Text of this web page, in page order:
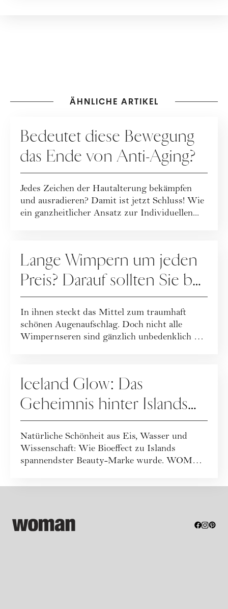
ÄHNLICHE ARTIKEL
Bedeutet diese Bewegung
das Ende von Anti-Aging?
Jedes Zeichen der Hautalterung bekämpfen
und ausradieren? Damit ist jetzt Schluss! Wie
ein ganzheitlicher Ansatz zur Individuellen...
Lange Wimpern um jeden
Preis? Darauf sollten Sie bei
Wimpernseren achten
In ihnen steckt das Mittel zum traumhaft
schönen Augenaufschlag. Doch nicht alle
Wimpernseren sind gänzlich unbedenklich …
Iceland Glow: Das
Geheimnis hinter Islands
spannendster Beautymarke
Natürliche Schönheit aus Eis, Wasser und
Wissenschaft: Wie Bioeffect zu Islands
spannendster Beauty-Marke wurde. WOMAN